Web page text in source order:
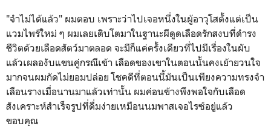
"จำไม่ได้แล้ว" ผมตอบ เพราะว่าไปเจอหนึ่งในผู้อาวุโสตั้งแต่เป็น
แวมไพร์ใหม่ ๆ ผมเลยเติบโตมาในฐานะผีดูดเลือดรักสงบที่ดำรง
ชีวิตด้วยเลือดสัตว์มาตลอด จะมีก็แค่ครั้งเดียวที่ไปมีเรื่องในผับ
แล้วเผลองับแขนคู่กรณีเข้า เลือดของเขาในตอนนั้นคงเย้ายวนใจ
มากจนผมกัดไม่ยอมปล่อย โชคดีที่ตอนนี้มันเป็นเพียงความทรงจำ
เลือนรางเมื่อนานมาแล้วเท่านั้น ผมค่อนข้างพึงพอใจกับเลือด
สังเคราะห์สำเร็จรูปที่ดื่มง่ายเหมือนนมพาสเจอไรซ์อยู่แล้ว
ขอบคุณ